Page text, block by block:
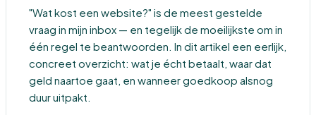
"Wat kost een website?" is de meest gestelde
vraag in mijn inbox — en tegelijk de moeilijkste om in
één regel te beantwoorden. In dit artikel een eerlijk,
concreet overzicht: wat je écht betaalt, waar dat
geld naartoe gaat, en wanneer goedkoop alsnog
duur uitpakt.